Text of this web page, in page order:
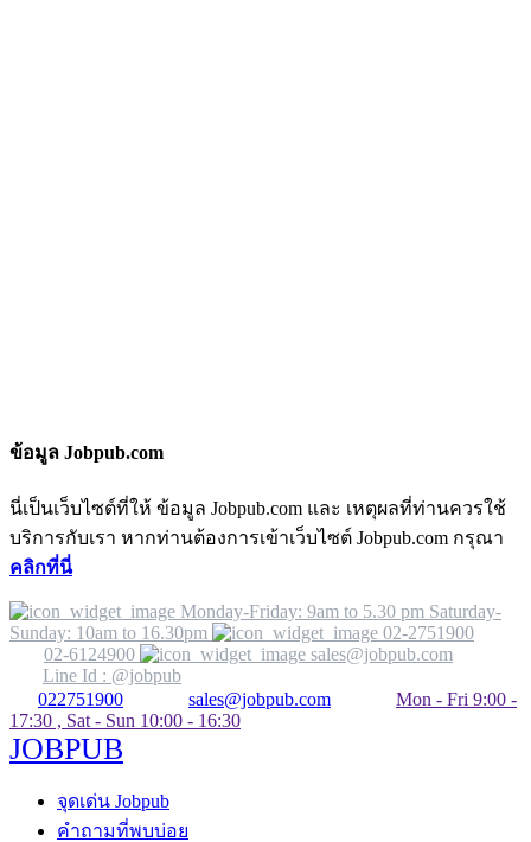
ข้อมูล Jobpub.com
นี่เป็นเว็บไซต์ที่ให้ ข้อมูล Jobpub.com และ เหตุผลที่ท่านควรใช้
บริการกับเรา หากท่านต้องการเข้าเว็บไซต์ Jobpub.com กรุณา
คลิกที่นี่
Monday-Friday: 9am to 5.30 pm Saturday-
Sunday: 10am to 16.30pm
02-2751900
02-6124900
sales@jobpub.com
Line Id : @jobpub
022751900
sales@jobpub.com
Mon - Fri 9:00 -
17:30 , Sat - Sun 10:00 - 16:30
JOBPUB
จุดเด่น Jobpub
คำถามที่พบบ่อย